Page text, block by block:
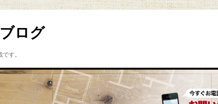
ログ
す。